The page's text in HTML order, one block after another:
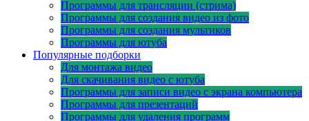
Программы для трансляции (стрима)
Программы для создания видео из фото
Программы для создания мультиков
Программы для ютуба
Популярные подборки
Для монтажа видео
Для скачивания видео с ютуба
Программы для записи видео с экрана компьютера
Программы для презентаций
Программы для удаления программ